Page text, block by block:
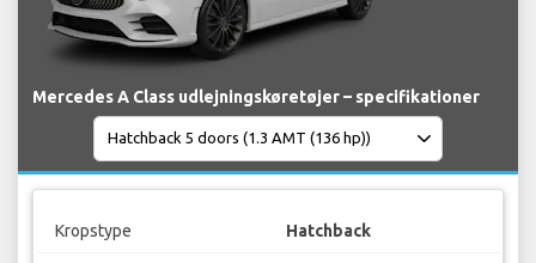
Mercedes A Class udlejningskøretøjer – specifikationer
Kropstype Hatchback